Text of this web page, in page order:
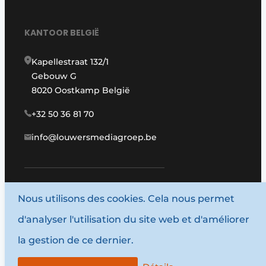
KANTOOR BELGIË
Kapellestraat 132/1
Gebouw G
8020 Oostkamp België
+32 50 36 81 70
info@louwersmediagroep.be
www.louwersmediagroep.com
© 1987 - 2026 Louwersmediagroep.
Termes et conditions
Nous utilisons des cookies. Cela nous permet
d'analyser l'utilisation du site web et d'améliorer
la gestion de ce dernier.